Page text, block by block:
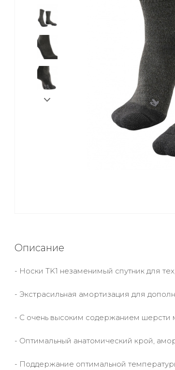
Описание
- Носки TK1 незаменимый спутник для
- Экстрасильная амортизация для
- С очень высоким содержанием шерсти
- Оптимальный анатомический крой,
- Поддержание оптимальной